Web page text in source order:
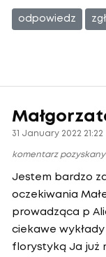
odpowiedz
31 January 2022 21:22
komentarz
Jestem bardzo
oczekiwania
prowadząca p
ciekawe
florystyką Ja już